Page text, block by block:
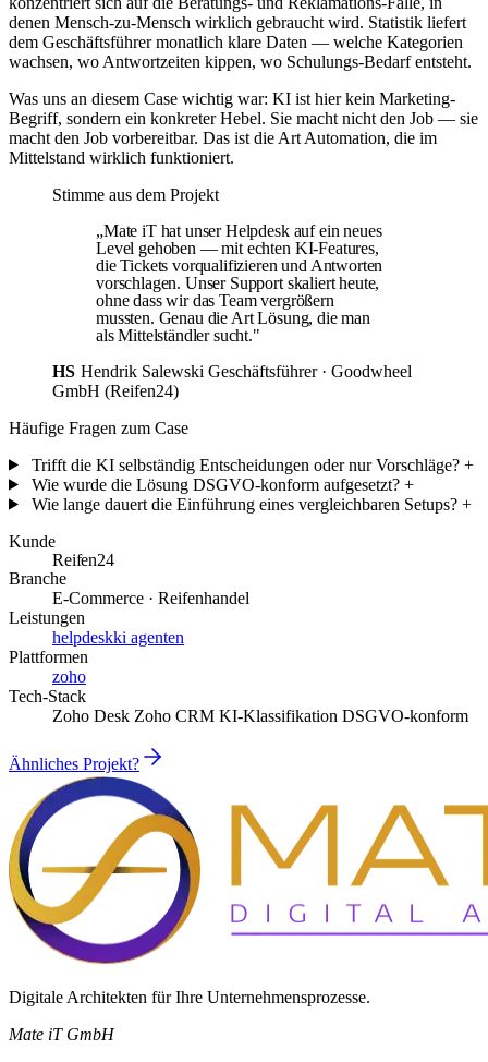
denen Mensch-zu-Mensch wirklich gebraucht wird. Statistik liefert
dem Geschäftsführer monatlich klare Daten — welche Kategorien
wachsen, wo Antwortzeiten kippen, wo Schulungs-Bedarf entsteht.
Was uns an diesem Case wichtig war: KI ist hier kein Marketing-
Begriff, sondern ein konkreter Hebel. Sie macht nicht den Job — sie
macht den Job vorbereitbar. Das ist die Art Automation, die im
Mittelstand wirklich funktioniert.
Stimme aus dem Projekt
„Mate iT hat unser Helpdesk auf ein neues
Level gehoben — mit echten KI-Features,
die Tickets vorqualifizieren und Antworten
vorschlagen. Unser Support skaliert heute,
ohne dass wir das Team vergrößern
mussten. Genau die Art Lösung, die man
als Mittelständler sucht."
HS Hendrik Salewski Geschäftsführer · Goodwheel
GmbH (Reifen24)
Häufige Fragen zum Case
Trifft die KI selbständig Entscheidungen oder nur Vorschläge? +
Wie wurde die Lösung DSGVO-konform aufgesetzt? +
Wie lange dauert die Einführung eines vergleichbaren Setups? +
Kunde
Reifen24
Branche
E-Commerce · Reifenhandel
Leistungen
helpdeskki agenten
Plattformen
zoho
Tech-Stack
Zoho Desk Zoho CRM KI-Klassifikation DSGVO-konform
Ähnliches Projekt?
Digitale Architekten für Ihre Unternehmensprozesse.
Mate iT GmbH